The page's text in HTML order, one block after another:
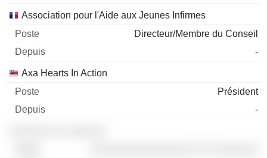
Association pour l'Aide aux Jeunes Infirmes
Directeur/Membre du Conseil
-
Axa Hearts In Action
Président
-